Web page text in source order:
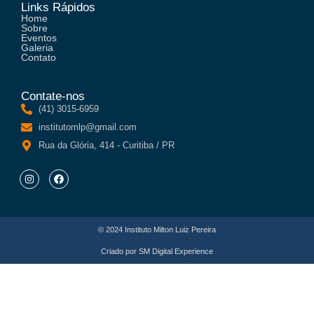
Links Rápidos
Home
Sobre
Eventos
Galeria
Contato
Contate-nos
(41) 3015-6959
institutomlp@gmail.com
Rua da Glória, 414 - Curitiba / PR
© 2024 Instituto Milton Luiz Pereira
Criado por SM Digital Experience